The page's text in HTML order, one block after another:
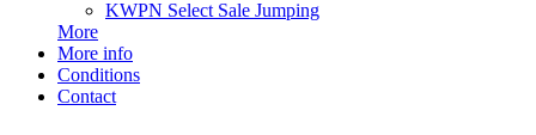
KWPN Select Sale Jumping
More
More info
Conditions
Contact